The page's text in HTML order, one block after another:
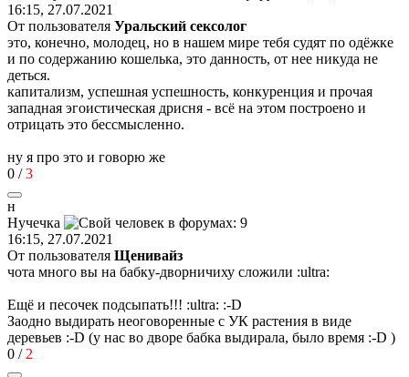
16:15, 27.07.2021
От пользователя Уральский сексолог
это, конечно, молодец, но в нашем мире тебя судят по одёжке
и по содержанию кошелька, это данность, от нее никуда не
деться.
капитализм, успешная успешность, конкуренция и прочая
западная эгоистическая дрисня - всё на этом построено и
отрицать это бессмысленно.
ну я про это и говорю же
0 /3
н
Нучечка
16:15, 27.07.2021
От пользователя Щенивайз
чота много вы на бабку-дворничиху сложили :ultra:
Ещё и песочек подсыпать!!! :ultra: :-D
Заодно выдирать неоговоренные с УК растения в виде
деревьев :-D (у нас во дворе бабка выдирала, было время :-D )
0 / 2